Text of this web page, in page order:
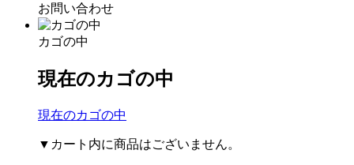
お問い合わせ
カゴの中
現在のカゴの中
現在のカゴの中
▼カート内に商品はございません。